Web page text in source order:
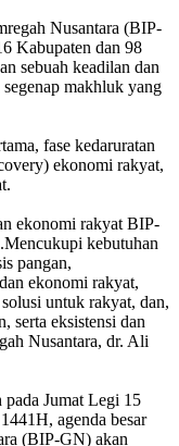
Nusantara (BIP-
Kabupaten dan 98
sebuah keadilan dan
segenap makhluk yang
fase kedaruratan
ekonomi rakyat,
ekonomi rakyat BIP-
kebutuhan
pangan,
ekonomi rakyat,
untuk rakyat, dan,
serta eksistensi dan
Nusantara, dr. Ali
Jumat Legi 15
agenda besar
(BIP-GN) akan